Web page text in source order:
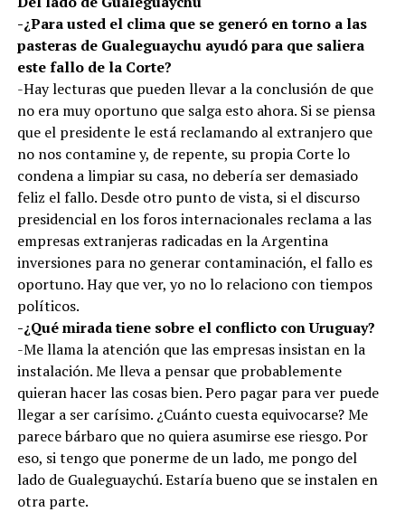
-¿Para usted el clima que se generó en torno a las
pasteras de Gualeguaychu ayudó para que saliera
este fallo de la Corte?
-Hay lecturas que pueden llevar a la conclusión de que
no era muy oportuno que salga esto ahora. Si se piensa
que el presidente le está reclamando al extranjero que
no nos contamine y, de repente, su propia Corte lo
condena a limpiar su casa, no debería ser demasiado
feliz el fallo. Desde otro punto de vista, si el discurso
presidencial en los foros internacionales reclama a las
empresas extranjeras radicadas en la Argentina
inversiones para no generar contaminación, el fallo es
oportuno. Hay que ver, yo no lo relaciono con tiempos
políticos.
-¿Qué mirada tiene sobre el conflicto con Uruguay?
-Me llama la atención que las empresas insistan en la
instalación. Me lleva a pensar que probablemente
quieran hacer las cosas bien. Pero pagar para ver puede
llegar a ser carísimo. ¿Cuánto cuesta equivocarse? Me
parece bárbaro que no quiera asumirse ese riesgo. Por
eso, si tengo que ponerme de un lado, me pongo del
lado de Gualeguaychú. Estaría bueno que se instalen en
otra parte.